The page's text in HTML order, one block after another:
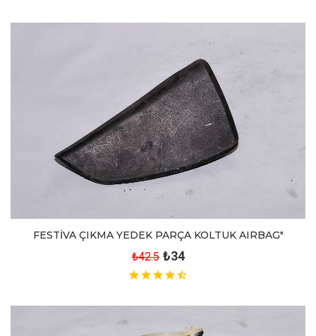
FESTİVA ÇIKMA YEDEK PARÇA KOLTUK AIRBAG"
₺42.5 ₺34